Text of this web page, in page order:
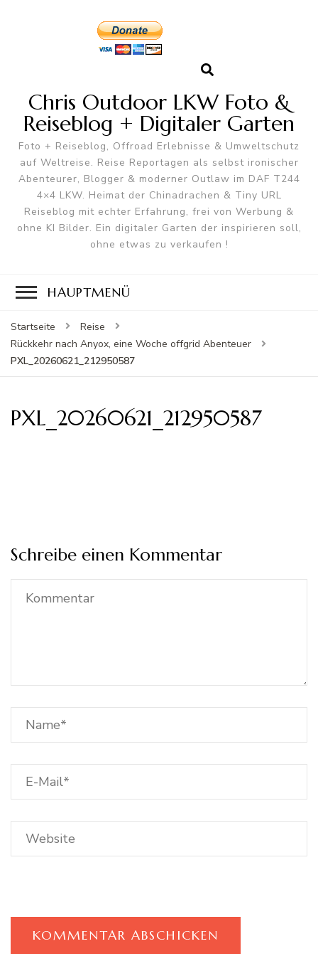
Chris Outdoor LKW Foto &
Reiseblog + Digitaler Garten
Foto + Reiseblog, Offroad Erlebnisse & Umweltschutz
auf Weltreise. Reise Reportagen als selbst ironischer
Abenteurer, Blogger & moderner Outlaw im DAF T244
4×4 LKW. Heimat der Chinadrachen & Tiny URL
Reiseblog mit echter Erfahrung, frei von Werbung &
ohne KI Bilder. Ein digitaler Garten der inspirieren soll,
ohne etwas zu verkaufen !
HAUPTMENÜ
Startseite
Reise
Rückkehr nach Anyox, eine Woche offgrid Abenteuer
PXL_20260621_212950587
PXL_20260621_212950587
Schreibe einen Kommentar